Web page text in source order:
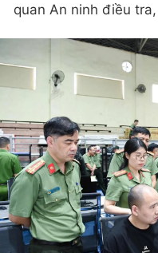
quan An ninh điều